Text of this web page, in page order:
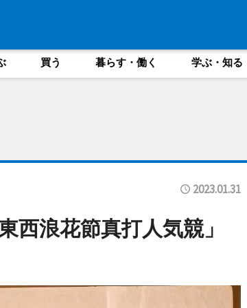
買う 暮らす・働く 学ぶ・知る
2023.01.31
西浪花節真打人気競」